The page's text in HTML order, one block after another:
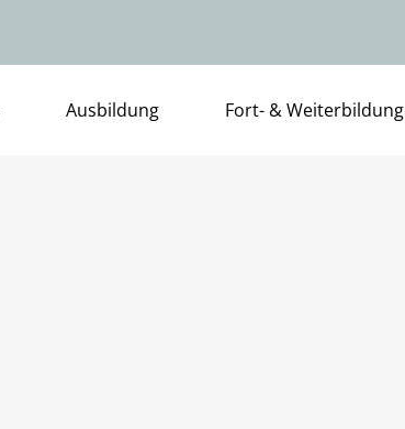
Ausbildung Fort- & Weiterbildung